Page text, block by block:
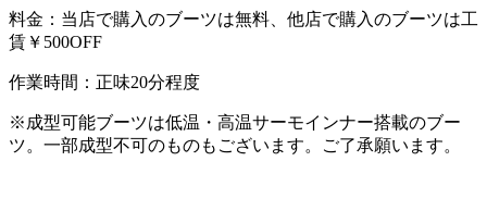
料金：当店で購入のブーツは無料、他店で購入のブーツは工
賃￥500OFF
作業時間：正味20分程度
※成型可能ブーツは低温・高温サーモインナー搭載のブー
ツ。一部成型不可のものもございます。ご了承願います。